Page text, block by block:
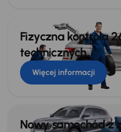
Fizyczna kontrola
technicznych
Więcej informacji
Nowy samochód z